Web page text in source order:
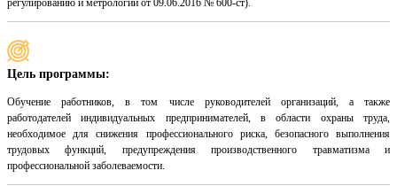
регулированию и метрологии от 09.06.2016 № 600-ст).
Цель программы:
Обучение работников, в том числе руководителей организаций, а также
работодателей индивидуальных предпринимателей, в области охраны труда,
необходимое для снижения профессионального риска, безопасного выполнения
трудовых функций, предупреждения производственного травматизма и
профессиональной заболеваемости.